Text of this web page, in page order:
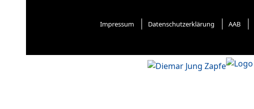
Impressum Datenschutzerklärung AAB